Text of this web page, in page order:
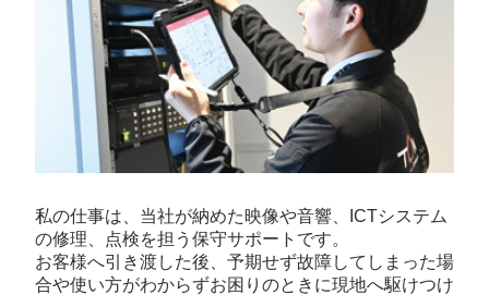
私の仕事は、当社が納めた映像や音響、ICTシステム
の修理、点検を担う保守サポートです。
お客様へ引き渡した後、予期せず故障してしまった場
合や使い方がわからずお困りのときに現地へ駆けつけ